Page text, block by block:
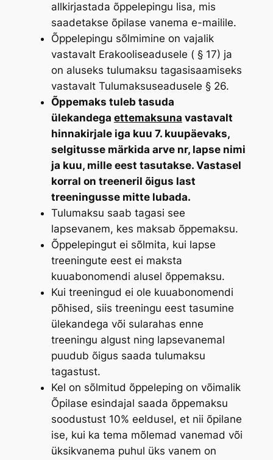
allkirjastada õppelepingu lisa, mis
saadetakse õpilase vanema e-mailile.
Õppelepingu sõlmimine on vajalik
vastavalt Erakooliseadusele ( § 17) ja
on aluseks tulumaksu tagasisaamiseks
vastavalt Tulumaksuseadusele § 26.
Õppemaks tuleb tasuda
ülekandega ettemaksuna vastavalt
hinnakirjale iga kuu 7. kuupäevaks,
selgitusse märkida arve nr, lapse nimi
ja kuu, mille eest tasutakse. Vastasel
korral on treeneril õigus last
treeningusse mitte lubada.
Tulumaksu saab tagasi see
lapsevanem, kes maksab õppemaksu.
Õppelepingut ei sõlmita, kui lapse
treeningute eest ei maksta
kuuabonomendi alusel õppemaksu.
Kui treeningud ei ole kuuabonomendi
põhised, siis treeningu eest tasumine
ülekandega või sularahas enne
treeningu algust ning lapsevanemal
puudub õigus saada tulumaksu
tagastust.
Kel on sõlmitud õppeleping on võimalik
Õpilase esindajal saada õppemaksu
soodustust 10% eeldusel, et nii õpilane
ise, kui ka tema mõlemad vanemad või
üksikvanema puhul üks vanem on